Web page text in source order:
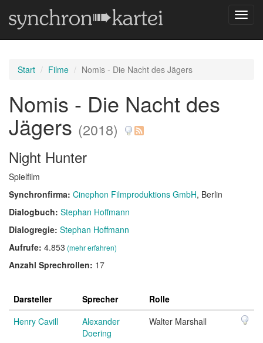
Start Filme Nomis - Die Nacht des Jägers
Nomis - Die Nacht des
Jägers (2018)
Night Hunter
Spielfilm
Synchronfirma: Cinephon Filmproduktions GmbH, Berlin
Dialogbuch: Stephan Hoffmann
Dialogregie: Stephan Hoffmann
Aufrufe: 4.853 (mehr erfahren)
Anzahl Sprechrollen: 17
Darsteller Sprecher
Rolle
Henry Cavill
Alexander
Doering
Walter Marshall